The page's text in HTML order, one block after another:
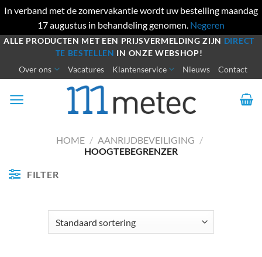
In verband met de zomervakantie wordt uw bestelling maandag
17 augustus in behandeling genomen. Negeren
Ga
inhoud
ALLE PRODUCTEN MET EEN PRIJSVERMELDING ZIJN DIRECT
TE BESTELLEN IN ONZE WEBSHOP!
Over ons Vacatures Klantenservice Nieuws Contact
HOME / AANRIJDBEVEILIGING /
HOOGTEBEGRENZER
FILTER